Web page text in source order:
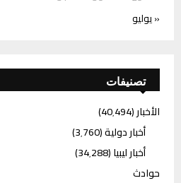
« يوليو
تصنيفات
الأخبار(40٬494)
أخبار دولية(3٬760)
أخبار ليبيا(34٬288)
حوادث